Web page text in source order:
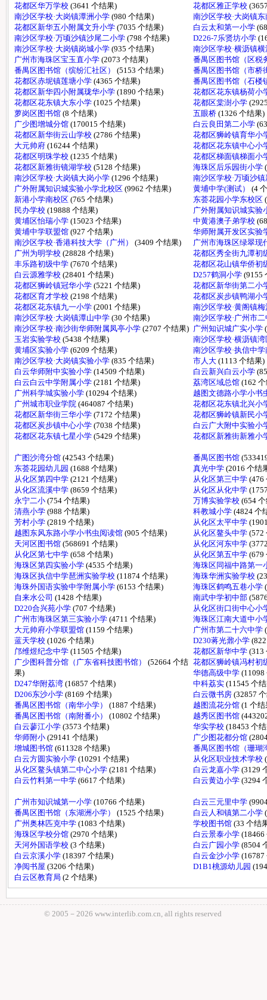
花都区华万学校 (3641 个结果) 花都区雅正学校
南沙区学校·大岗镇潭洲小学 (980 个结果)
南沙区学校·大岗镇
花都区新华五小附属文升小学 (7035 个结果) 白云太和第一小学
南沙区学校·万顷沙镇沙尾二小学 (798 个结果) D226-7乐贤坊小学
南沙区学校·大岗镇岗城小学 (935 个结果)
南沙区学校·横沥镇
广州市海珠区宝玉直小学 (2073 个结果)
番禺区图书馆（区税
番禺区图书馆（缤纷汇社区） (5153 个结果)
番禺区图书馆（市桥
花都区赤坭镇莲塘小学 (4365 个结果)
番禺区图书馆（石楼
花都区新华四小附属珑华小学 (1890 个结果)
花都区花东镇杨荷小
花都区花东镇大东小学 (1025 个结果) 花都区棠澍小学
萝岗区图书馆 (8 个结果) 五眼桥 (1326 个结果)
广少图增城分馆 (170015 个结果) 白云良田第二小学
花都区新华街云山学校 (2786 个结果)
花都区狮岭镇育华小
大元帅府 (16244 个结果)
花都区花东镇中心小
花都区明珠学校 (1235 个结果)
花都区梯面镇梯面小
花都区新雅街镜湖学校 (5128 个结果) 海珠区后乐园街小学
南沙区学校·大岗镇大岗小学 (1296 个结果)
南沙区学校·万顷沙
广外附属知识城实验小学北校区 (9962 个结果) 黄埔中学(测试） (4
新港小学南校区 (765 个结果) 东荟花园小学东校区
民办学校 (19888 个结果)
广外附属知识城实验
黄埔区怡瑞小学 (15023 个结果) 中黄港澳子弟学校
黄埔中学联盟馆 (927 个结果)
华师附属开发区实验
南沙区学校·香港科技大学（广州） (3409 个结果)
广州市海珠区绿翠现
广州为明学校 (28828 个结果)
花都区秀全街九潭初
丰乐路初级中学 (7670 个结果)
花都区花山镇华侨初
白云源雅学校 (28401 个结果) D257鹤洞小学 (9155
花都区狮岭镇冠华小学 (5221 个结果)
花都区新华街第二小
花都区育才学校 (2198 个结果)
花都区炭步镇鸭湖小
花都区花东镇九一小学 (2001 个结果)
南沙区学校·黄阁镇
南沙区学校·大岗镇潭山中学 (30 个结果)
南沙区学校·广州市
南沙区学校·南沙街华师附属凤亭小学 (2707 个结果) 广州知识城广实小学
玉岩实验学校 (5438 个结果)
南沙区学校·横沥镇
黄埔区实验小学 (6209 个结果)
南沙区学校·执信中
南沙区学校·大岗镇实验小学 (835 个结果) 市人大 (1113 个结果)
白云华师附中实验小学 (14509 个结果) 白云新兴白云小学
白云白云中学附属小学 (2181 个结果) 荔湾区域总馆 (162
广州科学城实验小学 (10294 个结果)
越图文德路小学小书
广州城市职业学院 (464087 个结果)
花都区花东镇北兴小
花都区新华街三华小学 (7172 个结果)
花都区狮岭镇新民小
花都区炭步镇中心小学 (7038 个结果)
白云广大附中实验小
花都区花东镇七星小学 (5429 个结果) 花都区新雅街新雅小
广图沙湾分馆 (42543 个结果) 番禺区图书馆
东荟花园幼儿园 (1688 个结果) 真光中学 (2016 个结
从化区第四中学 (2121 个结果) 从化区第三中学 (476
从化区流溪中学 (8659 个结果) 从化区从化中学
永宁二小 (754 个结果) 万博实验学校 (654
清燕小学 (988 个结果) 科教城小学 (4824 个
芳村小学 (2819 个结果) 从化区太平中学
越图东风东路小学小书虫阅读馆 (905 个结果) 从化区鳌头中学 (572
天河区图书馆 (568691 个结果) 从化区河东中学
从化区第七中学 (658 个结果) 从化区第五中学 (679
海珠区第四实验小学 (4535 个结果)
海珠区同福中路第一
海珠区执信中学琶洲实验学校 (11874 个结果) 海珠华洲实验学校
海珠外国语实验中学附属小学 (6153 个结果) 海珠区鹤鸣五巷小学
自来水公司 (1428 个结果) 南武中学初中部
D220合兴苑小学 (707 个结果)
从化区街口街中心小
广州市海珠区第三实验小学 (4711 个结果)
海珠区江南大道中小
大元帅府小学联盟馆 (1159 个结果) 广州市第二十六中学
蓝天学校 (1026 个结果) D230蒋光鼐小学
邝维煜纪念中学 (11505 个结果) 花都区新华中学 (313
广少图科普分馆（广东省科技图书馆） (52664 个结
果)
花都区狮岭镇冯村初
华德高级中学 (11098
D247华附荔湾 (16857 个结果) 中科荔实 (11545 个
D206东沙小学 (8169 个结果) 白云微书房 (32857
番禺区图书馆（南华小学） (1887 个结果) 越图流花分馆 (1 个结
番禺区图书馆（南附番小） (10802 个结果) 越秀区图书馆
白云蓼江小学 (3573 个结果) 华实学校 (18453 个
华师附小 (29141 个结果) 广少图花都分馆
增城图书馆 (611328 个结果)
番禺区图书馆（珊瑚
白云方圆实验小学 (10291 个结果) 从化区职业技术学校
从化区鳌头镇第二中心小学 (2181 个结果) 白云龙嘉小学 (3129
白云竹料第一中学 (6617 个结果) 白云黄边小学 (3294
广州市知识城第一小学 (10766 个结果) 白云三元里中学
番禺区图书馆（东湖洲小学） (1525 个结果) 白云人和镇第二小学
广州奥林匹克中学 (1083 个结果) 学校图书馆 (33 个结
海珠区学校分馆 (2970 个结果) 白云景泰小学 (18466
天河外国语学校 (3 个结果) 白云广园小学 (8504
白云京溪小学 (18397 个结果) 白云金沙小学 (16787
净阅书屋 (3206 个结果) D1B1桃源幼儿园
白云区教育局 (2 个结果)
© 2005－ 2026 www.interlib.com.cn, all rights reserved